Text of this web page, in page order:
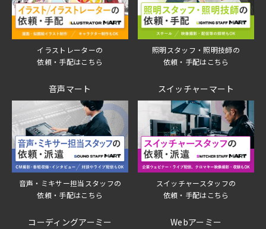
イラストレーターの
依頼・手配はこちら
照明スタッフ・照明技師の
依頼・手配はこちら
音声マート
音声・ミキサー担当スタッフの
依頼・手配はこちら
スイッチャーマート
スイッチャースタッフの
依頼・手配はこちら
コーディングアーミー Webアーミー